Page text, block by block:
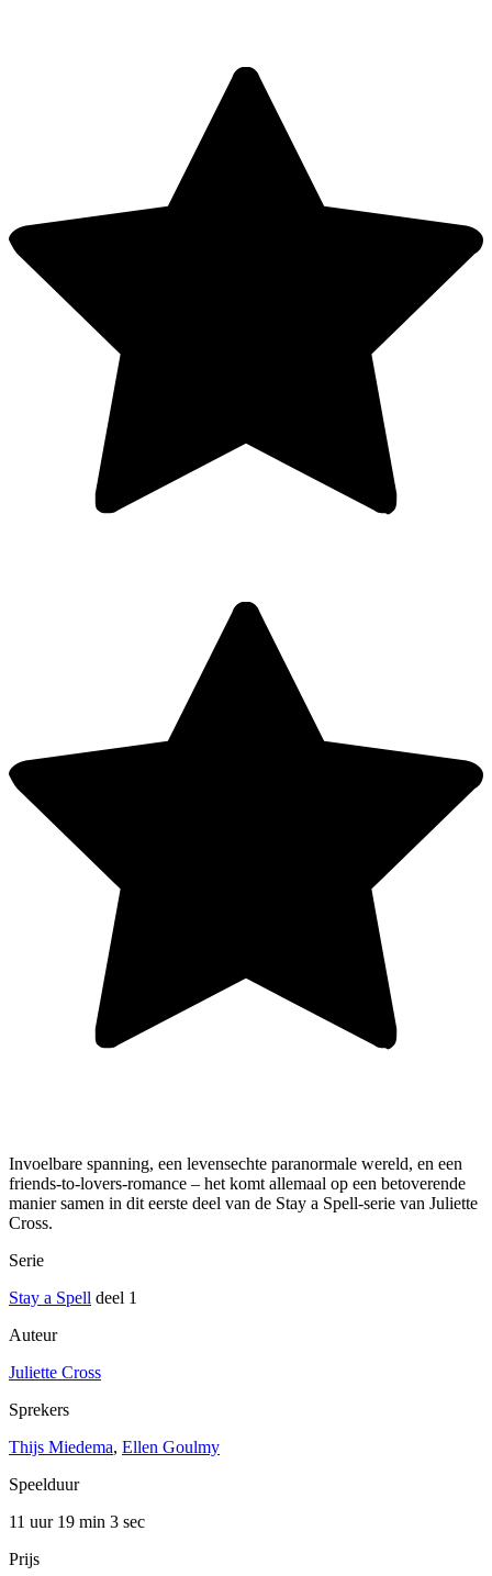
Invoelbare spanning, een levensechte paranormale wereld, en een
friends-to-lovers-romance – het komt allemaal op een betoverende
manier samen in dit eerste deel van de Stay a Spell-serie van Juliette
Cross.
Serie
Stay a Spell deel 1
Auteur
Juliette Cross
Sprekers
Thijs Miedema, Ellen Goulmy
Speelduur
11 uur 19 min 3 sec
Prijs